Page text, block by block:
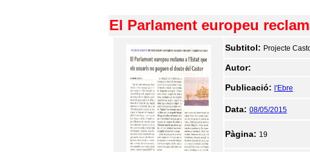
El Parlament europeu
Subtitol: Projecte
Autor:
Publicació: l'Ebre
Data: 08/05/2015
Pàgina: 19